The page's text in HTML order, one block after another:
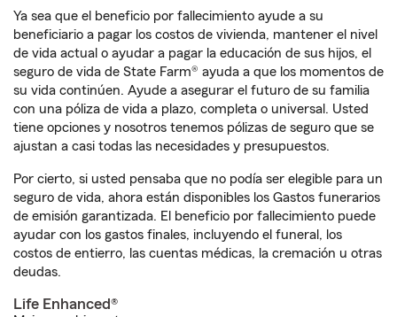
Ya sea que el beneficio por fallecimiento ayude a su
beneficiario a pagar los costos de vivienda, mantener el nivel
de vida actual o ayudar a pagar la educación de sus hijos, el
seguro de vida de State Farm® ayuda a que los momentos de
su vida continúen. Ayude a asegurar el futuro de su familia
con una póliza de vida a plazo, completa o universal. Usted
tiene opciones y nosotros tenemos pólizas de seguro que se
ajustan a casi todas las necesidades y presupuestos.
Por cierto, si usted pensaba que no podía ser elegible para un
seguro de vida, ahora están disponibles los Gastos funerarios
de emisión garantizada. El beneficio por fallecimiento puede
ayudar con los gastos finales, incluyendo el funeral, los
costos de entierro, las cuentas médicas, la cremación u otras
deudas.
Life Enhanced®